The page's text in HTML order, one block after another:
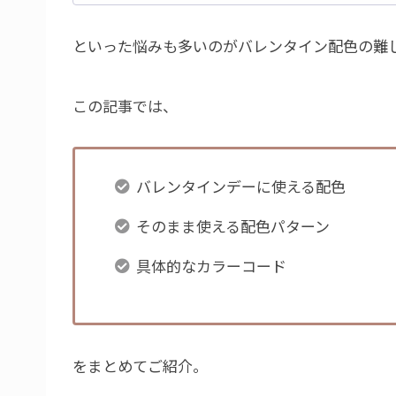
といった悩みも多いのがバレンタイン配色の難
この記事では、
バレンタインデーに使える配色
そのまま使える配色パターン
具体的なカラーコード
をまとめてご紹介。